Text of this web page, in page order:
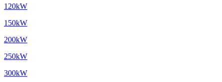
120kW
150kW
200kW
250kW
300kW